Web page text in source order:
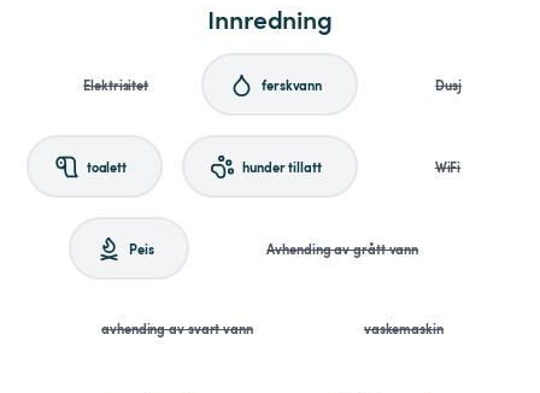
Innredning
Elektrisitet ferskvann Dusj
toalett hunder tillatt WiFi
Peis Avhending av grått vann
avhending av svart vann vaskemaskin